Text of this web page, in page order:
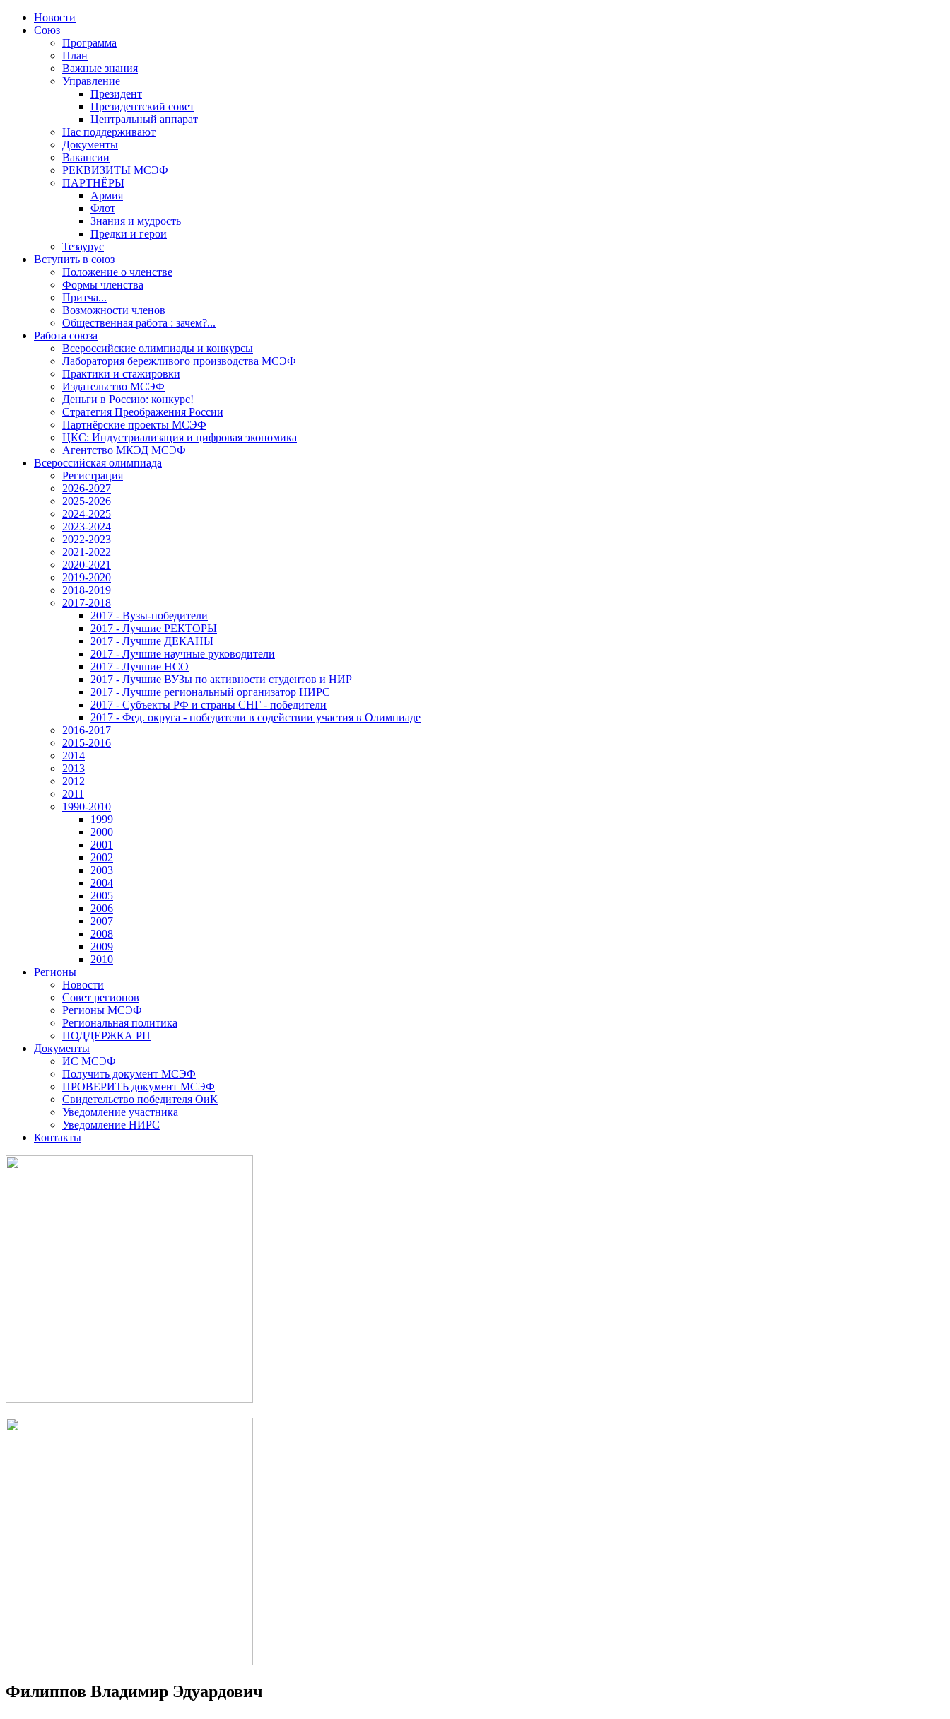
Новости
Союз
Программа
План
Важные знания
Управление
Президент
Президентский совет
Центральный аппарат
Нас поддерживают
Документы
Вакансии
РЕКВИЗИТЫ МСЭФ
ПАРТНЁРЫ
Армия
Флот
Знания и мудрость
Предки и герои
Тезаурус
Вступить в союз
Положение о членстве
Формы членства
Притча...
Возможности членов
Общественная работа : зачем?...
Работа союза
Всероссийские олимпиады и конкурсы
Лаборатория бережливого производства МСЭФ
Практики и стажировки
Издательство МСЭФ
Деньги в Россию: конкурс!
Стратегия Преображения России
Партнёрские проекты МСЭФ
ЦКС: Индустриализация и цифровая экономика
Агентство МКЭД МСЭФ
Всероссийская олимпиада
Регистрация
2026-2027
2025-2026
2024-2025
2023-2024
2022-2023
2021-2022
2020-2021
2019-2020
2018-2019
2017-2018
2017 - Вузы-победители
2017 - Лучшие РЕКТОРЫ
2017 - Лучшие ДЕКАНЫ
2017 - Лучшие научные руководители
2017 - Лучшие НСО
2017 - Лучшие ВУЗы по активности студентов и НИР
2017 - Лучшие региональный организатор НИРС
2017 - Субъекты РФ и страны СНГ - победители
2017 - Фед. округа - победители в содействии участия в Олимпиаде
2016-2017
2015-2016
2014
2013
2012
2011
1990-2010
1999
2000
2001
2002
2003
2004
2005
2006
2007
2008
2009
2010
Регионы
Новости
Совет регионов
Регионы МСЭФ
Региональная политика
ПОДДЕРЖКА РП
Документы
ИС МСЭФ
Получить документ МСЭФ
ПРОВЕРИТЬ документ МСЭФ
Свидетельство победителя ОиК
Уведомление участника
Уведомление НИРС
Контакты
Филиппов Владимир Эдуардович